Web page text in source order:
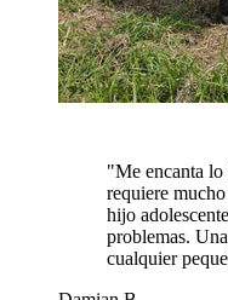
"Me encanta lo
requiere
hijo
problemas.
cualquier